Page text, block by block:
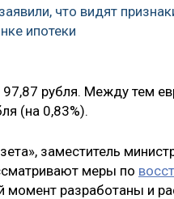
что видят
ипотеки
рубля. Между тем
(на 0,83%).
заместитель
меры по
момент разработаны и